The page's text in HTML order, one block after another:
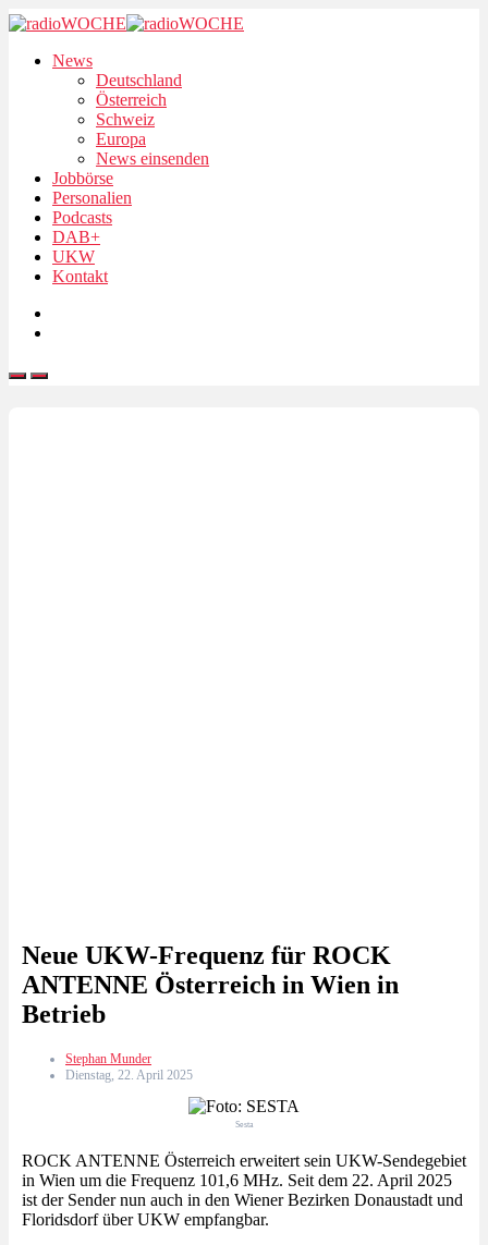
News
Deutschland
Österreich
Schweiz
Europa
News einsenden
Jobbörse
Personalien
Podcasts
DAB+
UKW
Kontakt
Neue UKW-Frequenz für ROCK
ANTENNE Österreich in Wien in
Betrieb
Stephan Munder
Dienstag, 22. April 2025
Sesta
ROCK ANTENNE Österreich erweitert sein UKW-Sendegebiet
in Wien um die Frequenz 101,6 MHz. Seit dem 22. April 2025
ist der Sender nun auch in den Wiener Bezirken Donaustadt und
Floridsdorf über UKW empfangbar.